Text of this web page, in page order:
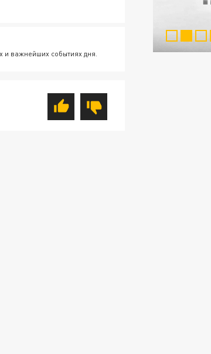
и важнейших событиях дня.